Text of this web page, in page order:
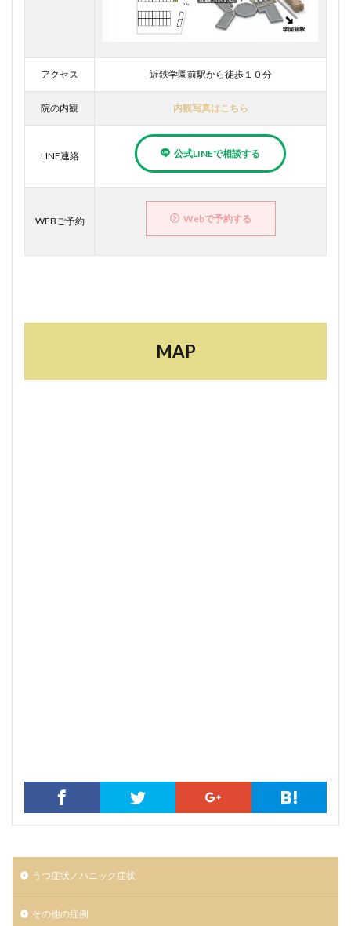
アクセス 近鉄学園前駅から徒歩１０分
院の内観 内観写真はこちら
LINE連絡 公式LINEで相談する
WEBご予約 Webで予約する
MAP
うつ症状／パニック症状
その他の症例